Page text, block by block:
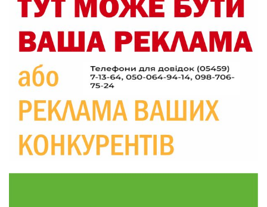
19:29
30 лип
«Все закінчиться, приїду й одружуся…»: Пам’яті
26-річного Захисника Богдана Ємця (ВІДЕО)
20:06
Паливо по 100 грн та ризик дефіциту: чому в
28 лип
Житлові сертифікати, підготовка до зими та
підтримка ВПО: підсумки засідання виконкому
Краснопільської селищної ради
10:36
28 лип
Валентина Масалітіна: «Нас тримає віра в
Перемогу і повернення додому»